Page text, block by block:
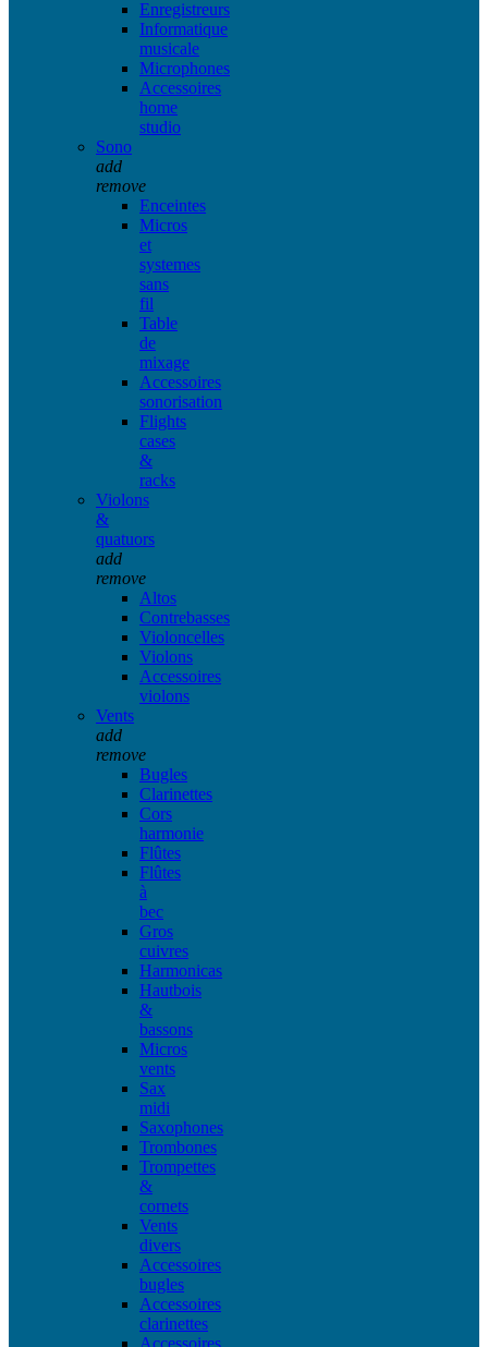
Enregistreurs
Informatique
musicale
Microphones
Accessoires
home
studio
Sono
add
remove
Enceintes
Micros
et
systemes
sans
fil
Table
de
mixage
Accessoires
sonorisation
Flights
cases
&
racks
Violons
&
quatuors
add
remove
Altos
Contrebasses
Violoncelles
Violons
Accessoires
violons
Vents
add
remove
Bugles
Clarinettes
Cors
harmonie
Flûtes
Flûtes
à
bec
Gros
cuivres
Harmonicas
Hautbois
&
bassons
Micros
vents
Sax
midi
Saxophones
Trombones
Trompettes
&
cornets
Vents
divers
Accessoires
bugles
Accessoires
clarinettes
Accessoires